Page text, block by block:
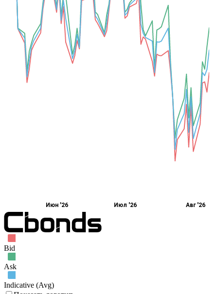
Июн '26 Июл '26 Авг '26
Bid
Ask
Indicative (Avg)